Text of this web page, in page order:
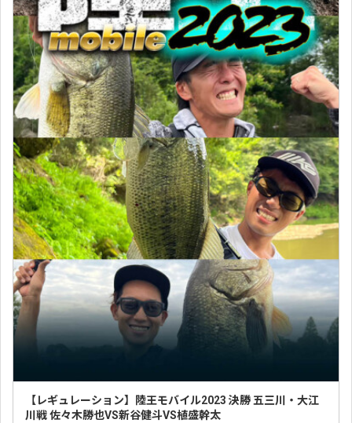
【レギュレーション】陸王モバイル2023 決勝 五三川・大江
川戦 佐々木勝也VS新谷健斗VS植盛幹太